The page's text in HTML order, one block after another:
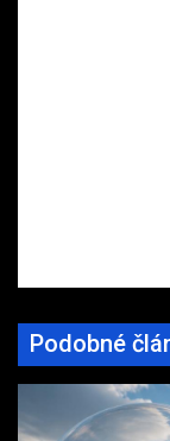
Podobné